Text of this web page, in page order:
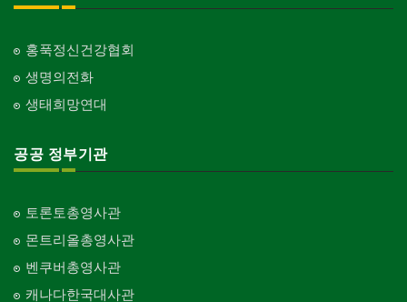
홍푹정신건강협회
생명의전화
생태희망연대
공공 정부기관
토론토총영사관
몬트리올총영사관
벤쿠버총영사관
캐나다한국대사관